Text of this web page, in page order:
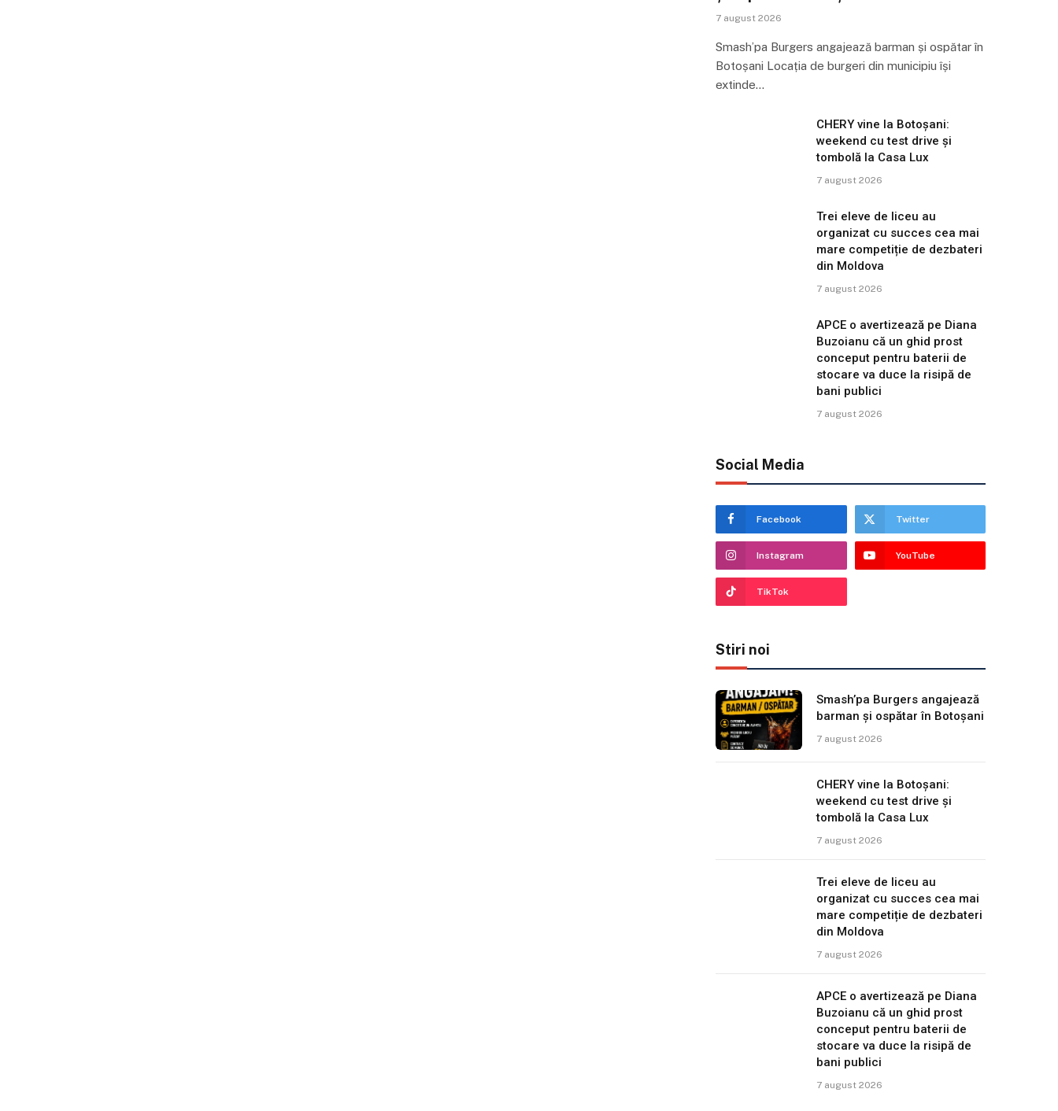
7 august 2026
Smash’pa Burgers angajează barman și ospătar în
Botoșani Locația de burgeri din municipiu își
extinde…
CHERY vine la Botoșani:
weekend cu test drive și
tombolă la Casa Lux
7 august 2026
Trei eleve de liceu au
organizat cu succes cea mai
mare competiție de dezbateri
din Moldova
7 august 2026
APCE o avertizează pe Diana
Buzoianu că un ghid prost
conceput pentru baterii de
stocare va duce la risipă de
bani publici
7 august 2026
Social Media
Facebook Twitter
Instagram YouTube
TikTok
Stiri noi
Smash’pa Burgers angajează
barman și ospătar în Botoșani
7 august 2026
CHERY vine la Botoșani:
weekend cu test drive și
tombolă la Casa Lux
7 august 2026
Trei eleve de liceu au
organizat cu succes cea mai
mare competiție de dezbateri
din Moldova
7 august 2026
APCE o avertizează pe Diana
Buzoianu că un ghid prost
conceput pentru baterii de
stocare va duce la risipă de
bani publici
7 august 2026